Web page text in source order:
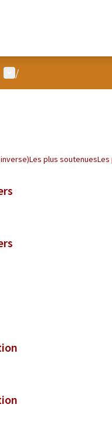
Menu utilisateur
/
Les plus soutenuesLes